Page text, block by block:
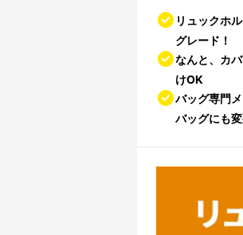
リュックホ
グレード！
なんと、カ
けOK
バッグ専門
バッグにも